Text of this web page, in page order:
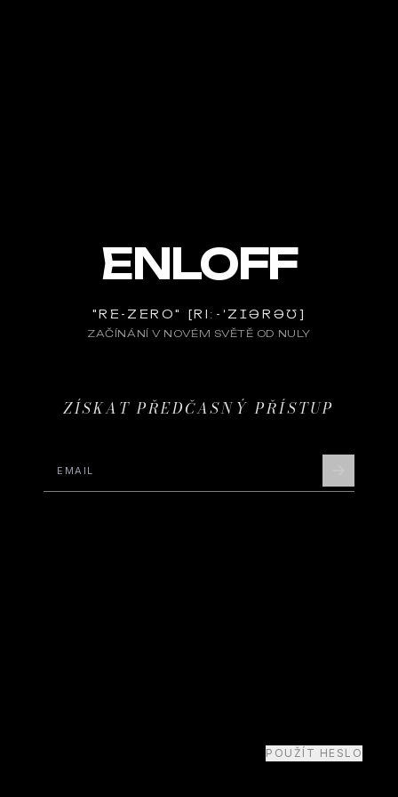
ENLOFF
"RE-ZERO" [RIː-ˈZꞮƏRƏƱ]
ZAČÍNÁNÍ V NOVÉM SVĚTĚ OD NULY
ZÍSKAT PŘEDČASNÝ PŘÍSTUP
POUŽÍT HESLO